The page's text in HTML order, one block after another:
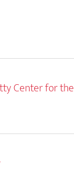
Center for the